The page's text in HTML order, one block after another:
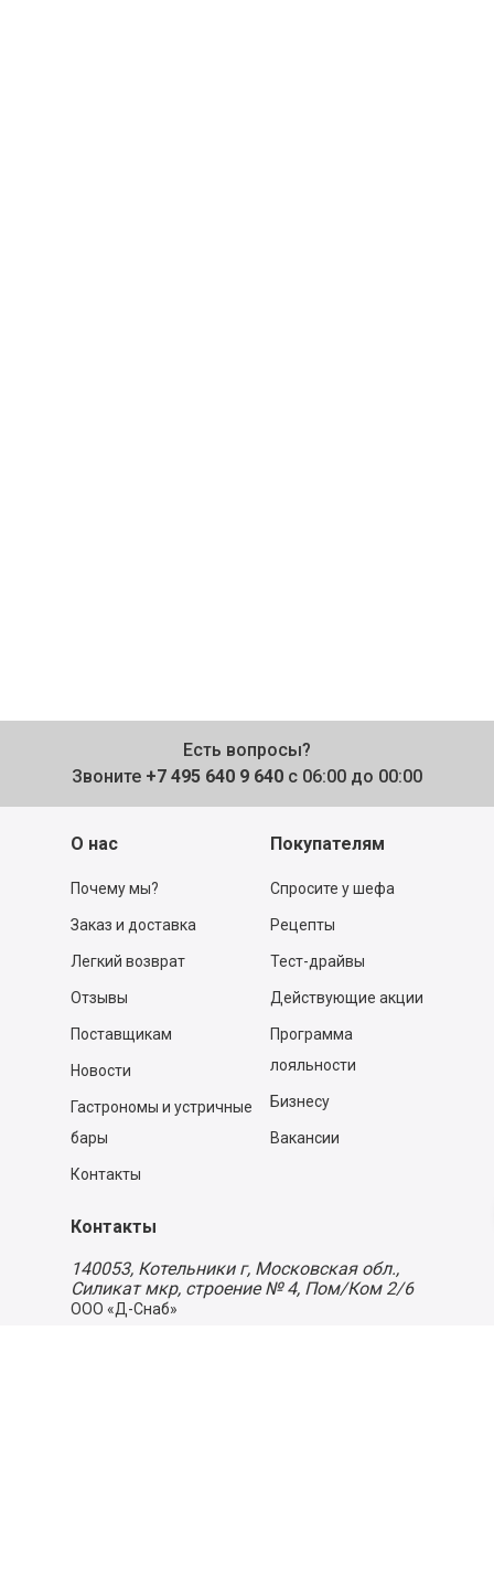
Есть вопросы?
Звоните +7 495 640 9 640 с 06:00 до 00:00
О нас
Почему мы?
Заказ и доставка
Легкий возврат
Отзывы
Поставщикам
Новости
Гастрономы и устричные
бары
Контакты
Покупателям
Спросите у шефа
Рецепты
Тест-драйвы
Действующие акции
Программа
лояльности
Бизнесу
Вакансии
Контакты
140053, Котельники г, Московская обл.,
Силикат мкр, строение № 4, Пом/Ком 2/6
ООО «Д-Снаб»